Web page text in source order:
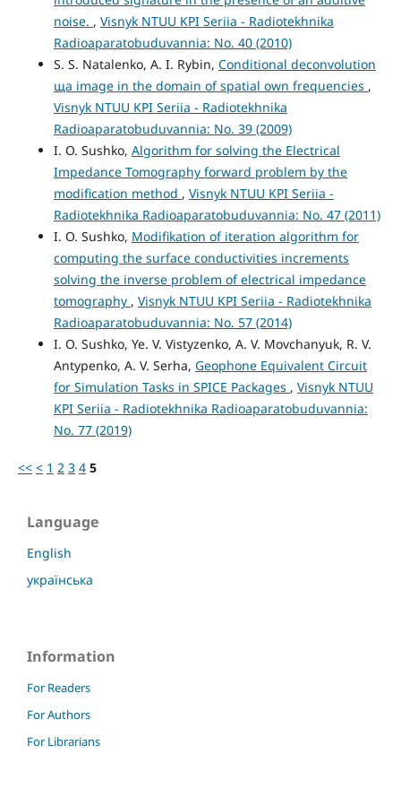
noise. , Visnyk NTUU KPI Seriia - Radiotekhnika
Radioaparatobuduvannia: No. 40 (2010)
S. S. Natalenko, A. I. Rybin, Conditional deconvolution
ща image in the domain of spatial own frequencies ,
Visnyk NTUU KPI Seriia - Radiotekhnika
Radioaparatobuduvannia: No. 39 (2009)
I. O. Sushko, Algorithm for solving the Electrical
Impedance Tomography forward problem by the
modification method , Visnyk NTUU KPI Seriia -
Radiotekhnika Radioaparatobuduvannia: No. 47 (2011)
I. O. Sushko, Modifikation of iteration algorithm for
computing the surface conductivities increments
solving the inverse problem of electrical impedance
tomography , Visnyk NTUU KPI Seriia - Radiotekhnika
Radioaparatobuduvannia: No. 57 (2014)
I. O. Sushko, Ye. V. Vistyzenko, A. V. Movchanyuk, R. V.
Antypenko, A. V. Serha, Geophone Equivalent Circuit
for Simulation Tasks in SPICE Packages , Visnyk NTUU
KPI Seriia - Radiotekhnika Radioaparatobuduvannia:
No. 77 (2019)
<< < 1 2 3 4 5
Language
English
українська
Information
For Readers
For Authors
For Librarians